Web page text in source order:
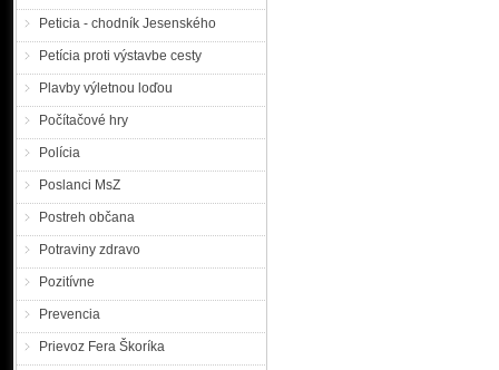
Peticia - chodník Jesenského
Petícia proti výstavbe cesty
Plavby výletnou loďou
Počítačové hry
Polícia
Poslanci MsZ
Postreh občana
Potraviny zdravo
Pozitívne
Prevencia
Prievoz Fera Škoríka